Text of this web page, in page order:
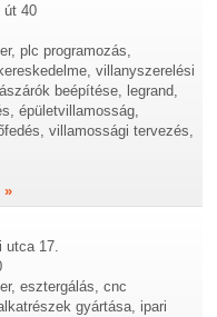
út 40
plc programozás,
villanyszerelési
beépítése, legrand,
épületvillamosság,
villamossági tervezés,
»
utca 17.
esztergálás, cnc
gyártása, ipari